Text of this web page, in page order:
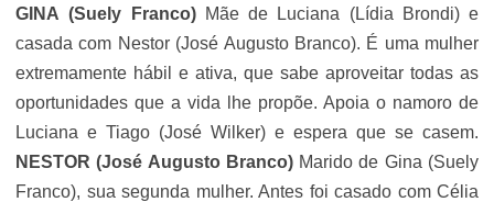
GINA (Suely Franco)Mãe de Luciana (Lídia Brondi) e
casada com Nestor (José Augusto Branco). É uma mulher
extremamente hábil e ativa, que sabe aproveitar todas as
oportunidades que a vida lhe propõe. Apoia o namoro de
Luciana e Tiago (José Wilker) e espera que se casem.
NESTOR (José Augusto Branco)Marido de Gina (Suely
Franco), sua segunda mulher. Antes foi casado com Célia